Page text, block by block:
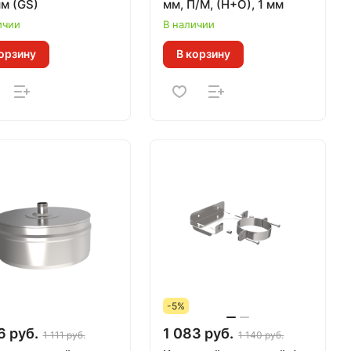
180 мм (GS)
мм, П/М, (Н+О), 1 мм
В наличии
В корзину
руб. 1 111 руб.
-5%
1 083 руб. 1 140 руб.